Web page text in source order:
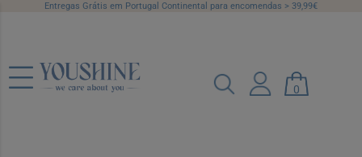
Entregas Grátis em Portugal Continental para encomendas > 39,99€
0
Artelac Rebalance Colirio Lent Cont